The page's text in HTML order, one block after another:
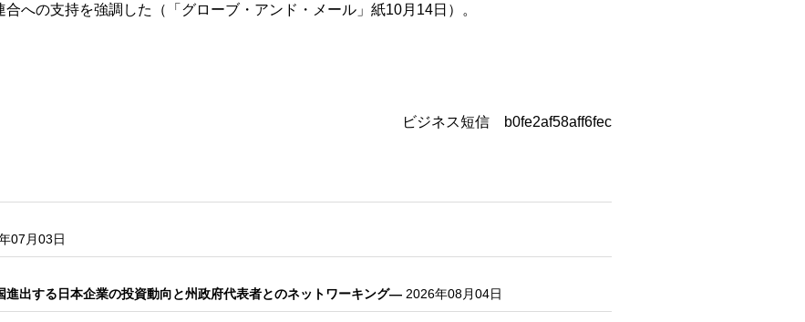
への支持を強調した（「グローブ・アンド・メール」紙10月14日）。
ビジネス短信 b0fe2af58aff6fec
07月03日
出する日本企業の投資動向と州政府代表者とのネットワーキング― 2026年08月04日